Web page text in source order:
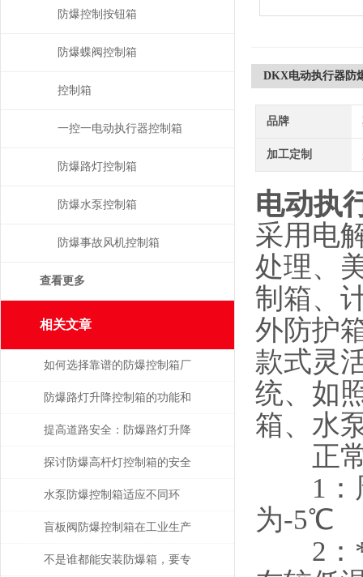
DKX电动执行器防
品牌
加工定制
电动执
采用电
处理、
制箱、
外防护
款式灵
统、如
箱、水
正常
1：周
为-5℃
2：**
防爆控制按钮箱
防爆蝶阀控制箱
控制箱
一控一电动执行器控制箱
防爆路灯控制箱
防爆水泵控制箱
防爆事故风机控制箱
查看更多
相关文章
如何选择靠谱的防爆控制箱厂
家？
防爆路灯升降控制箱的功能和
优势解析
提高道路安全：防爆路灯升降
控制箱的重要作用
探讨防爆高杆灯控制箱的安全
性与实用性
水泵防爆控制箱适应不同环
境，保障安全运行
盲板阀防爆控制箱在工业生产
中具有很多的优势
不是谁都能安装防爆箱，要专